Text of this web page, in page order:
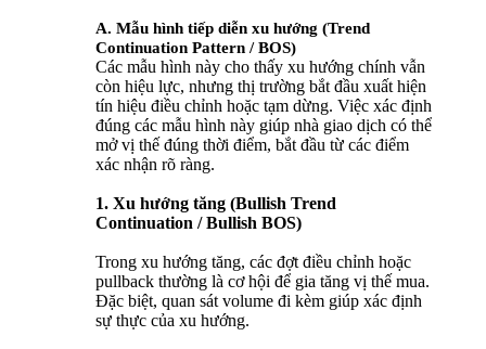
A. Mẫu hình tiếp diễn xu hướng (Trend
Continuation Pattern / BOS)
Các mẫu hình này cho thấy xu hướng chính vẫn
còn hiệu lực, nhưng thị trường bắt đầu xuất hiện
tín hiệu điều chỉnh hoặc tạm dừng. Việc xác định
đúng các mẫu hình này giúp nhà giao dịch có thể
mở vị thế đúng thời điểm, bắt đầu từ các điểm
xác nhận rõ ràng.
1. Xu hướng tăng (Bullish Trend
Continuation / Bullish BOS)
Trong xu hướng tăng, các đợt điều chỉnh hoặc
pullback thường là cơ hội để gia tăng vị thế mua.
Đặc biệt, quan sát volume đi kèm giúp xác định
sự thực của xu hướng.